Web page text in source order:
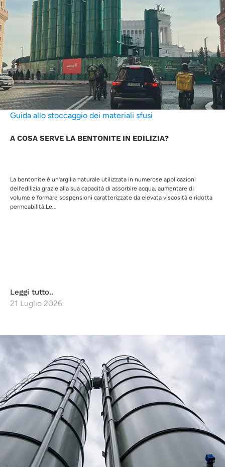
Guida allo stoccaggio dei materiali sfusi
A COSA SERVE LA BENTONITE IN EDILIZIA?
La bentonite è un’argilla naturale utilizzata in numerose applicazioni
dell’edilizia grazie alla sua capacità di assorbire acqua, aumentare di
volume e formare sospensioni caratterizzate da elevata viscosità e ridotta
permeabilità.Le...
Leggi tutto..
21 Luglio 2026